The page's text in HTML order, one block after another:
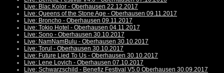
Live: Blac Kolor - Oberhausen 22.12.2017
Live: Queens of the Stone Age - Oberhausen 09.11.2017
Live: Broncho - Oberhausen 09.11.2017
Live: Tokio Hotel - Oberhausen 04.11.2017
Live: Sono - Oberhausen 30.10.2017
Live: NamNamBulu - Oberhausen 30.10.2017
Live: Torul - Oberhausen 30.10.2017
Live: Future Lied To Us - Oberhausen 30.10.2017
Live: Lene Lovich - Oberhausen 07.10.2017
Live: Schwarzschild - Benefiz Festival V5.0 Oberhausen 30.09.2017